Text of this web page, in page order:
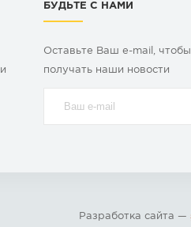
БУДЬТЕ С НАМИ
Оставьте Ваш e-mail, чтобы
получать наши новости
Разработка сайта —